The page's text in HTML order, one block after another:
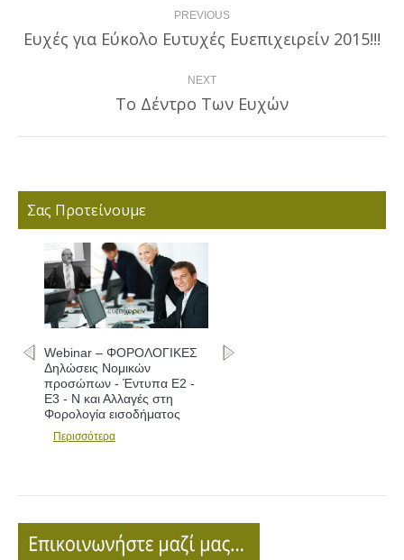
navigation PREVIOUS
Previous
post:
Ευχές για Εύκολο Ευτυχές Ευεπιχειρείν 2015!!!
NEXT
Next
Το Δέντρο Των Ευχών
Σας Προτείνουμε
Webinar – ΦΟΡΟΛΟΓΙΚΕΣ
Δηλώσεις Νομικών
προσώπων - Έντυπα Ε2 -
Ε3 - Ν και Αλλαγές στη
Φορολογία εισοδήματος
Περισσότερα